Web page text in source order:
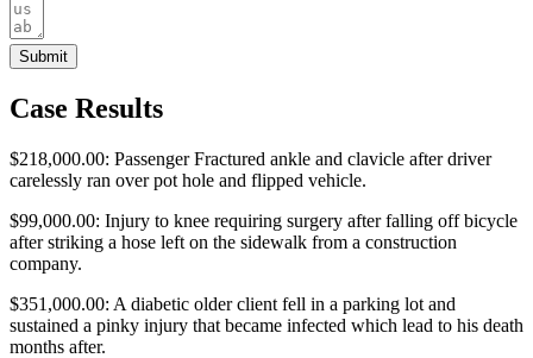
Submit
Case Results
$218,000.00: Passenger Fractured ankle and clavicle after driver
carelessly ran over pot hole and flipped vehicle.
$99,000.00: Injury to knee requiring surgery after falling off bicycle
after striking a hose left on the sidewalk from a construction
company.
$351,000.00: A diabetic older client fell in a parking lot and
sustained a pinky injury that became infected which lead to his death
months after.